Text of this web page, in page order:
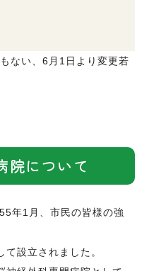
ない、6月1日より変更若
院について
年1月、市民の皆様の強
設立されました。